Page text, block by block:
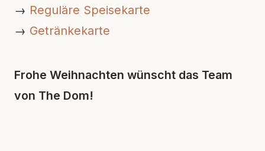
→ Reguläre Speisekarte
→ Getränkekarte
Frohe Weihnachten wünscht das Team
von The Dom!